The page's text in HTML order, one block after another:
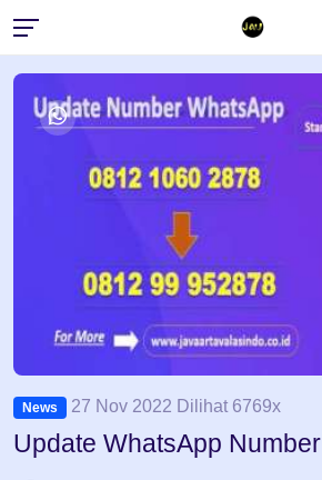
News 27 Nov 2022 Dilihat 6769x
Update WhatsApp Number